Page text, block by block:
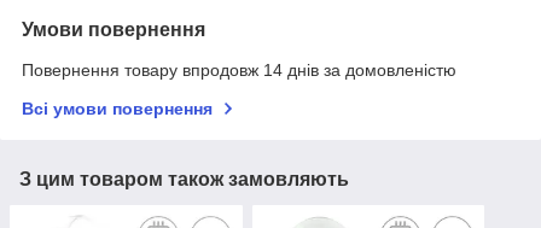
Умови повернення
Повернення товару впродовж 14 днів за домовленістю
Всі умови повернення
З цим товаром також замовляють